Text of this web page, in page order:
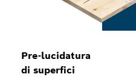
Pre-lucidatura
di superfici